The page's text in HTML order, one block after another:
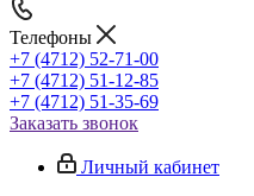
Телефоны
+7 (4712) 52-71-00
+7 (4712) 51-12-85
+7 (4712) 51-35-69
Заказать звонок
Личный кабинет